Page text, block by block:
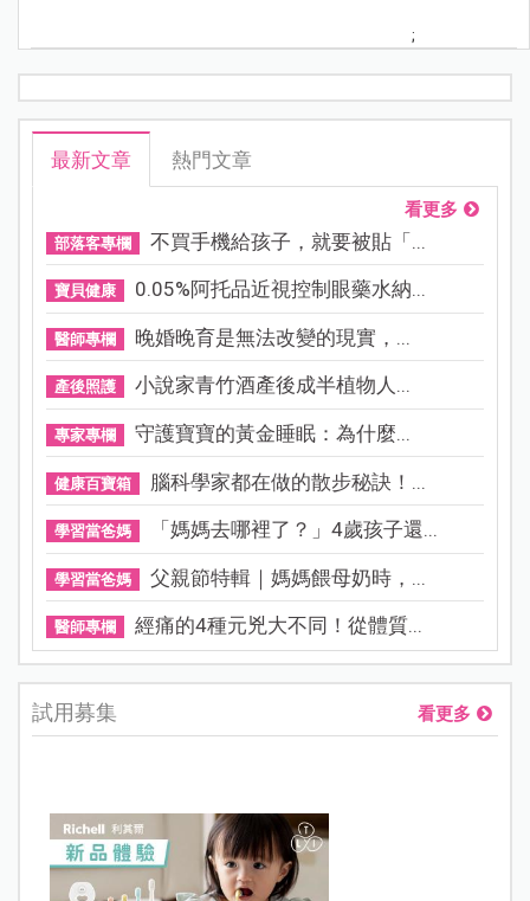
;
最新文章 熱門文章
看更多
部落客專欄 不買手機給孩子，就要被貼「...
寶貝健康 0.05%阿托品近視控制眼藥水納...
醫師專欄 晚婚晚育是無法改變的現實，...
產後照護 小說家青竹酒產後成半植物人...
專家專欄 守護寶寶的黃金睡眠：為什麼...
健康百寶箱 腦科學家都在做的散步秘訣！...
學習當爸媽 「媽媽去哪裡了？」4歲孩子還...
學習當爸媽 父親節特輯｜媽媽餵母奶時，...
醫師專欄 經痛的4種元兇大不同！從體質...
試用募集 看更多